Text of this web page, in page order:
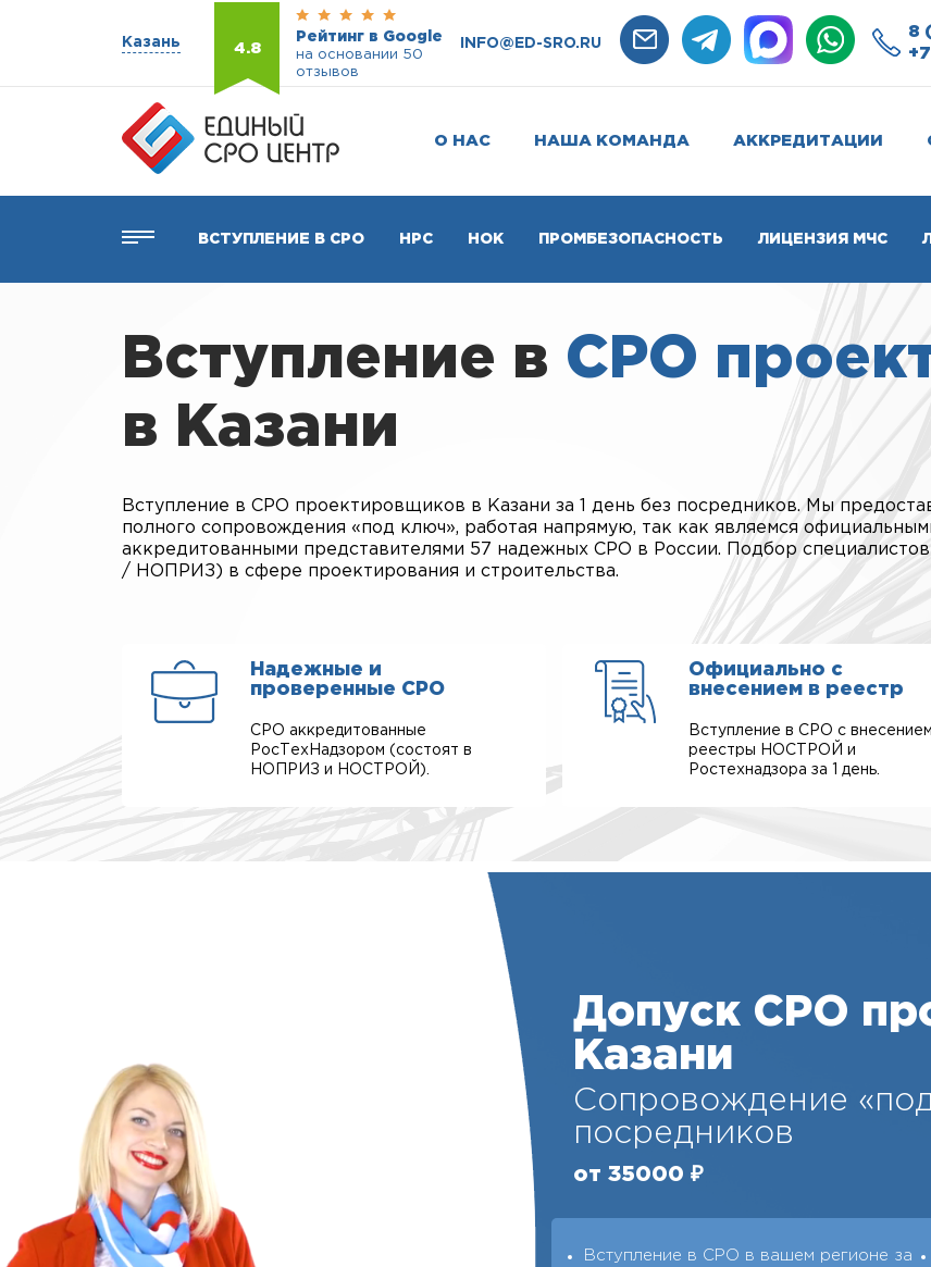
Казань 4.8
Рейтинг в Google
на основании 50
отзывов
INFO@ED-SRO.RU
8
О НАС НАША КОМАНДА АККРЕДИТАЦИИ
ВСТУПЛЕНИЕ В СРО НРС НОК ПРОМБЕЗОПАСНОСТЬ ЛИЦЕНЗИЯ МЧС
Вступление в СРО
в Казани
Вступление в СРО проектировщиков в Казани за 1 день без посредников. Мы
полного сопровождения «под ключ», работая напрямую, так как являемся
аккредитованными представителями 57 надежных СРО в России. Подбор
/ НОПРИЗ) в сфере проектирования и строительства.
Надежные и
проверенные СРО
СРО аккредитованные
РосТехНадзором (состоят в
НОПРИЗ и НОСТРОЙ).
Официально с
внесением в реестр
Вступление в СРО с
реестры НОСТРОЙ и
Ростехнадзора за 1 день.
Допуск СРО
Казани
Сопровождение
посредников
от 35000 ₽
Вступление в СРО в вашем регионе за